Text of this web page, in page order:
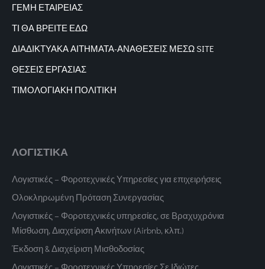
ΓΕΜΗ ΕΤΑΙΡΕΙΑΣ
ΤΙ ΘΑ ΒΡΕΙΤΕ ΕΔΩ
ΔΙΑΔΙΚΤΥΑΚΑΑΙΤΗΜΑΤΑ-ΑΝΑΘΕΣΕΙΣ ΜΕΣΩ SITE
ΘΕΣΕΙΣ ΕΡΓΑΣΙΑΣ
ΤΙΜΟΛΟΓΙΑΚΗ ΠΟΛΙΤΙΚΗ
ΛΟΓΙΣΤΙΚΑ
Λογιστικές – Φοροτεχνικές Υπηρεσίες για επιχειρήσεις
Ολοκληρωμένη Πρόταση Συνεργασίας
Λογιστικές – Φοροτεχνικές υπηρεσίες, σε Βραχυχρόνια
Μίσθωση, Διαχείριση Ακινήτων (Airbnb, κλπ.)
Έκδοση & Διαχείριση Μισθοδοσίας
Λογιστικές – Φοροτεχνικές Υπηρεσίες Σε Ιδιώτες